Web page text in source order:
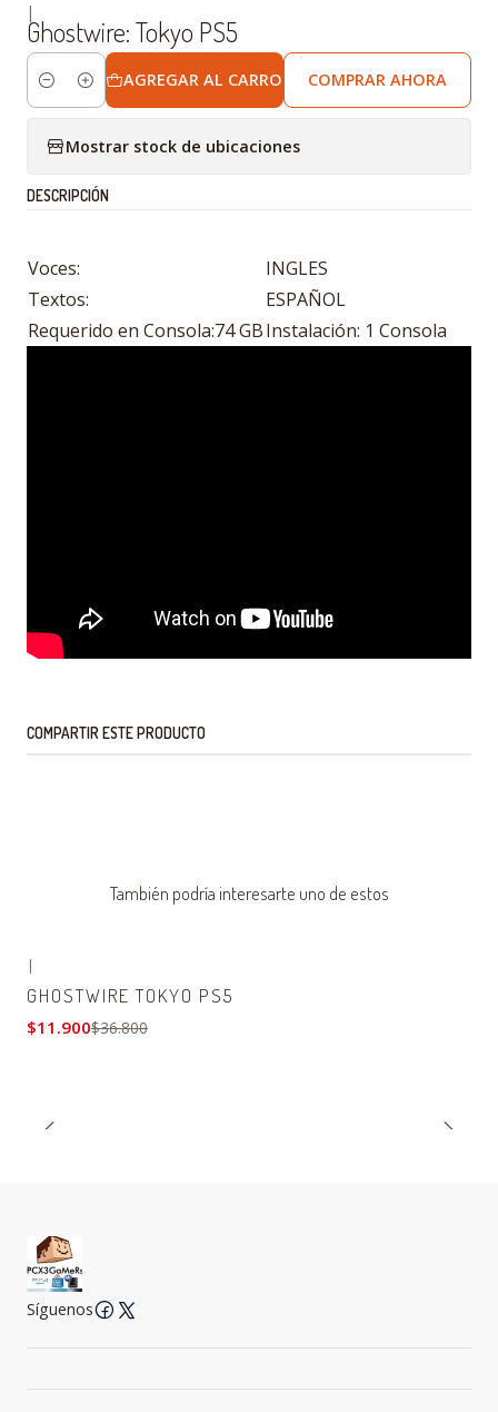
|
Ghostwire: Tokyo PS5
Cantidad
AGREGAR AL CARRO COMPRAR AHORA
Mostrar stock de ubicaciones
DESCRIPCIÓN
Voces:
INGLES
Textos:
ESPAÑOL
Requerido en Consola:74 GBInstalación: 1 Consola
COMPARTIR ESTE PRODUCTO
También podría interesarte uno de estos
|
GHOSTWIRE TOKYO PS5
$11.900$36.800
Síguenos